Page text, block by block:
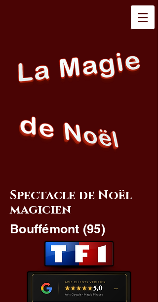
Spectacle de Noël
magicien
Bouffémont (95)